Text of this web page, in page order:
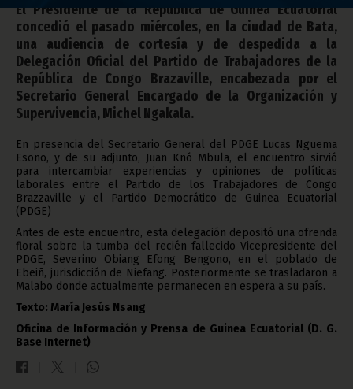
El Presidente de la República de Guinea Ecuatorial
concedió el pasado miércoles, en la ciudad de Bata,
una audiencia de cortesía y de despedida a la
Delegación Oficial del Partido de Trabajadores de la
República de Congo Brazaville, encabezada por el
Secretario General Encargado de la Organización y
Supervivencia, Michel Ngakala.
En presencia del Secretario General del PDGE Lucas Nguema
Esono, y de su adjunto, Juan Knó Mbula, el encuentro sirvió
para intercambiar experiencias y opiniones de políticas
laborales entre el Partido de los Trabajadores de Congo
Brazzaville y el Partido Democrático de Guinea Ecuatorial
(PDGE)
Antes de este encuentro, esta delegación depositó una ofrenda
floral sobre la tumba del recién fallecido Vicepresidente del
PDGE, Severino Obiang Efong Bengono, en el poblado de
Ebeiñ, jurisdicción de Niefang. Posteriormente se trasladaron a
Malabo donde actualmente permanecen en espera a su país.
Texto: María Jesús Nsang
Oficina de Información y Prensa de Guinea Ecuatorial (D. G.
Base Internet)